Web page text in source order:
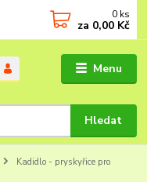
Menu
Hledat
0 ks
za 0,00 Kč
Kadidlo - pryskyřice pro